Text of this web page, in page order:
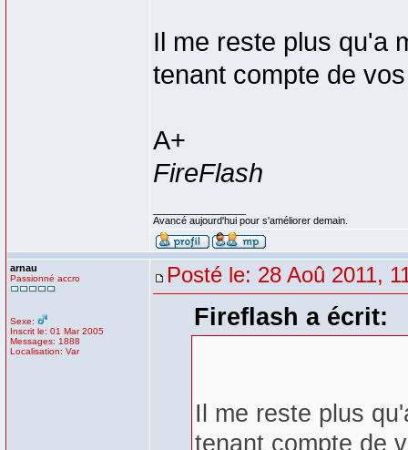
Il me reste plus qu'a
tenant compte de
A+
FireFlash
Avancé aujourd'hui pour s'améliorer demain.
arnau
Passionné accro
Sexe:
Inscrit le: 01 Mar 2005
Messages: 1888
Localisation: Var
Posté le: 28 Aoû 2011,
Fireflash a écrit:
Il me reste plus
tenant compte de